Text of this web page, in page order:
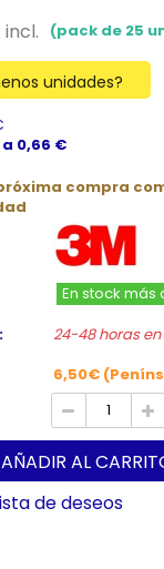
incl. (pack de 25
unidades?
0,66 €
compra
En stock más
24-48 horas
6,50€
AÑADIR AL
de deseos